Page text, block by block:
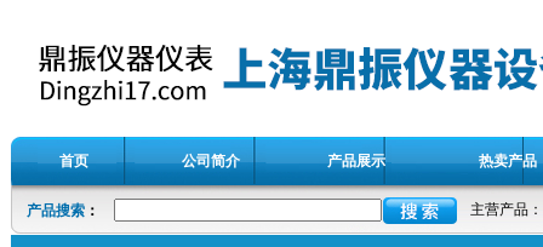
首页 公司简介 产品展示 热卖产品
产品搜索： 主营产品：